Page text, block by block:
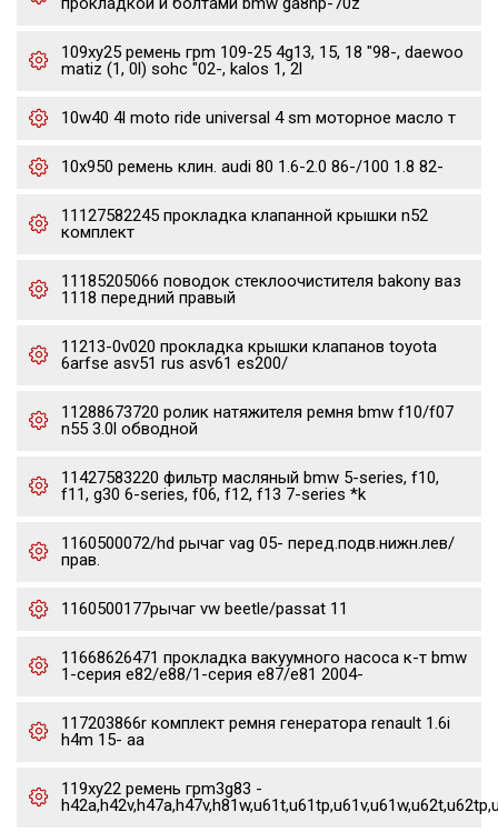
109xy25 ремень грm 109-25 4g13, 15, 18 "98-, daewoo
matiz (1, 0l) sohc "02-, kalos 1, 2l
10w40 4l moto ride universal 4 sm моторное масло т
10x950 ремень клин. audi 80 1.6-2.0 86-/100 1.8 82-
11127582245 прокладка клапанной крышки n52
комплект
11185205066 поводок стеклоочистителя bakony ваз
1118 передний правый
11213-0v020 прокладка крышки клапанов toyota
6arfse asv51 rus asv61 es200/
11288673720 ролик натяжителя ремня bmw f10/f07
n55 3.0l обводной
11427583220 фильтр масляный bmw 5-series, f10,
f11, g30 6-series, f06, f12, f13 7-series *k
1160500072/hd рычаг vag 05- перед.подв.нижн.лев/
прав.
1160500177рычаг vw beetle/passat 11
11668626471 прокладка вакуумного насоса к-т bmw
1-серия e82/e88/1-серия e87/e81 2004-
117203866r комплект ремня генератора renault 1.6i
h4m 15- aa
119xy22 ремень грm3g83 -